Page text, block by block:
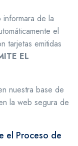
de la
el
tarjetas emitidas
EL
nuestra base de
la web segura de
el Proceso de